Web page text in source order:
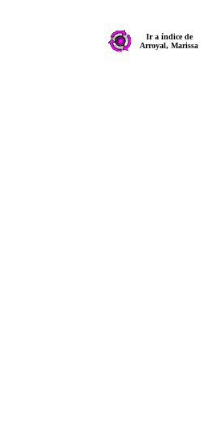
Ir a índice de
Arroyal, Marissa